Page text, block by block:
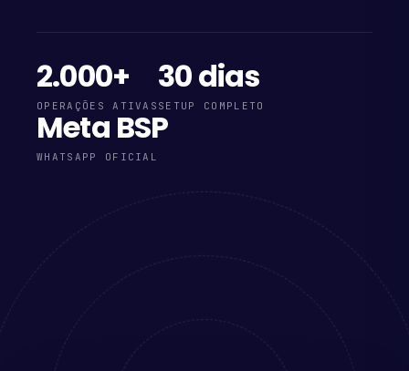
2.000+
OPERAÇÕES ATIVAS
30 dias
SETUP COMPLETO
Meta BSP
WHATSAPP OFICIAL